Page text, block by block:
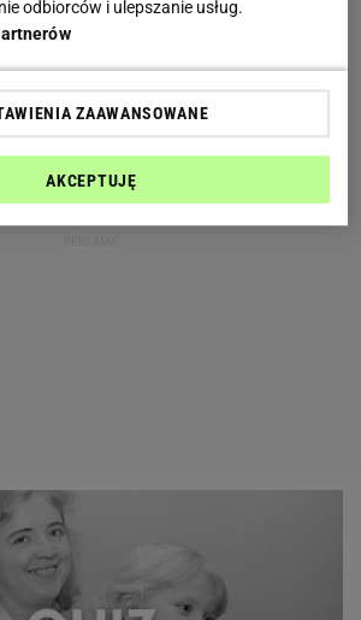
odbiorców i ulepszanie usług.
ZAAWANSOWANE
AKCEPTUJĘ